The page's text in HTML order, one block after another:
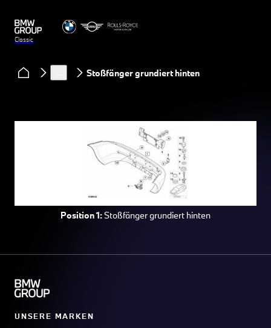
Classic
Services
BMW Classic Ersatzteile
Ersatzteile BMW Automobil
Stoßfänger grundiert hinten
Position 1:Stoßfänger grundiert hinten
UNSERE MARKEN